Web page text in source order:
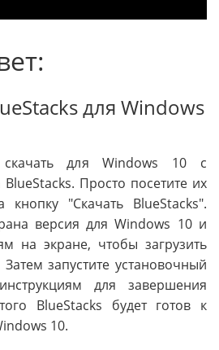
для Windows
для Windows 10 с
Просто посетите их
"Скачать BlueStacks".
версия для Windows 10 и
на экране, чтобы загрузить
запустите установочный
для завершения
BlueStacks будет готов к
10.